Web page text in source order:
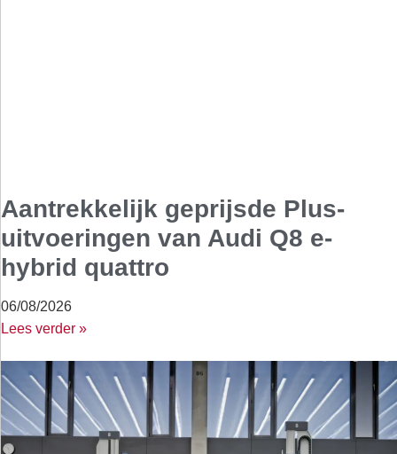
Aantrekkelijk geprijsde Plus-
uitvoeringen van Audi Q8 e-
hybrid quattro
06/08/2026
Lees verder »